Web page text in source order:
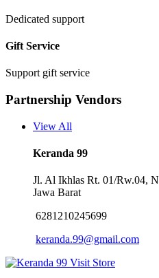
Dedicated support
Gift Service
Support gift service
Partnership Vendors
View All
Keranda 99
Jl. Al Ikhlas Rt. 01/Rw.04,
Jawa Barat
6281210245699
keranda.99@gmail.com
Visit Store